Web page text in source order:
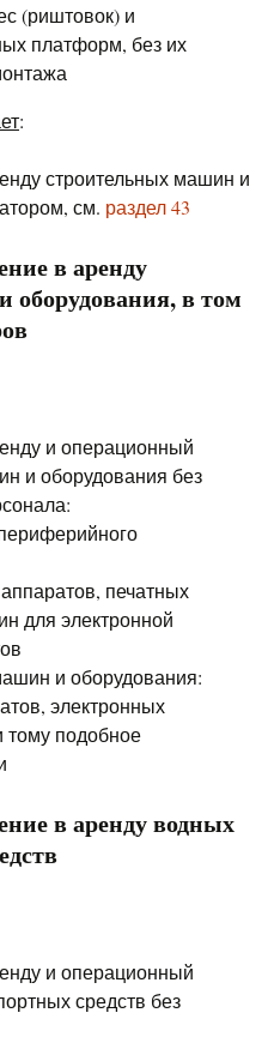
(риштовок) и
платформ, без их
:
строительных машин и
см. раздел 43
в аренду
в том
и операционный
и оборудования без
печатных
для электронной
и оборудования:
электронных
тому подобное
в аренду водных
и операционный
средств без